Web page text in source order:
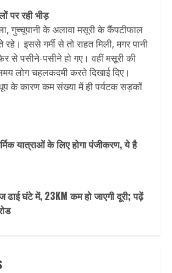
पर रही भीड़
गुच्चूपानी के अलावा मसूरी के कैंपटीफाल
रहे। इससे गर्मी से तो राहत मिली, मगर पानी
से पसीने-पसीने हो गए। वहीं मसूरी की
लोग चहलकदमी करते दिखाई दिए।
धूप के कारण कम संख्या में ही पर्यटक सड़कों
यात्राओं के लिए होगा पंजीकरण, ये है
ढाई घंटे में, 23KM कम हो जाएगी दूरी; पढ़ें